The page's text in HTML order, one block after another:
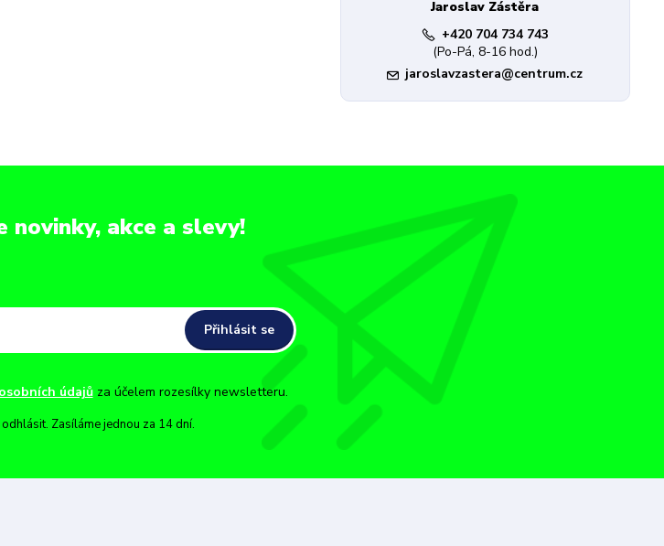
Jaroslav Zástěra
+420 704 734 743
(Po-Pá, 8-16 hod.)
jaroslavzastera@centrum.cz
novinky, akce a slevy!
Přihlásit se
údajůza účelem rozesílky newsletteru.
Zasíláme jednou za 14 dní.